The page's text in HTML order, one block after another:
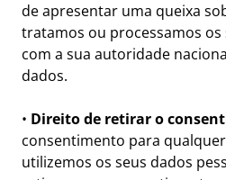
de apresentar uma queixa
tratamos ou processamos os
com a sua autoridade
dados.
• Direito de retirar o
consentimento para
utilizemos os seus dados